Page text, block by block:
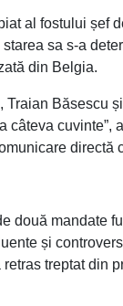
al fostului șef
sa s-a
din Belgia.
Băsescu
cuvinte”,
directă
două mandate
și
treptat din